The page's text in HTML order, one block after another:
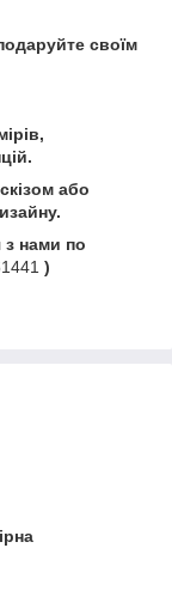
своїм
або
з нами по
)